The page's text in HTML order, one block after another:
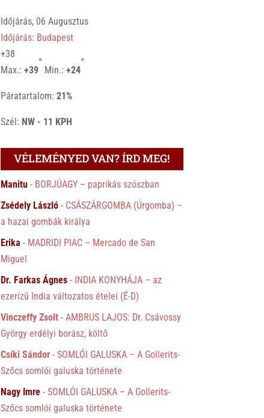
Időjárás, 06 Augusztus
Időjárás: Budapest
+38
Max.:+39
°
Min.:+24
°
Páratartalom:21%
Szél: NW - 11 KPH
VÉLEMÉNYED VAN? ÍRD MEG!
Manitu - BORJÚAGY – paprikás szószban
Zsédely László - CSÁSZÁRGOMBA (Úrgomba) –
a hazai gombák királya
Erika - MADRIDI PIAC – Mercado de San
Miguel
Dr. Farkas Ágnes - INDIA KONYHÁJA – az
ezerízű India változatos ételei (É-D)
Vinczeffy Zsolt -AMBRUS LAJOS: Dr. Csávossy
György erdélyi borász, költő
Csíki Sándor -SOMLÓI GALUSKA – A Gollerits-
Szőcs somlói galuska története
Nagy Imre -SOMLÓI GALUSKA – A Gollerits-
Szőcs somlói galuska története